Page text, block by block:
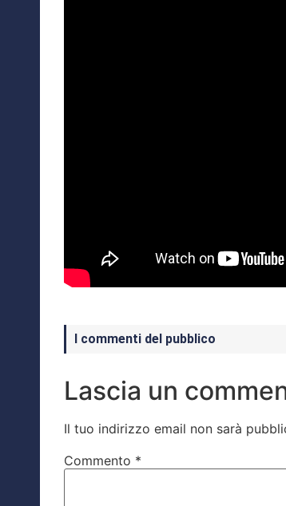
I commenti del pubblico
Lascia un
Il tuo indirizzo email non sarà
Commento *